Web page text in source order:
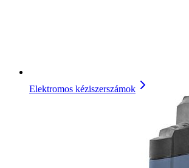
Elektromos kéziszerszámok